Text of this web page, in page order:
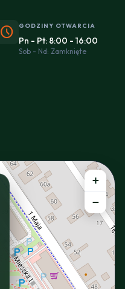
schedule GODZINY OTWARCIA
Pn - Pt: 8:00 - 16:00
Sob - Nd: Zamknięte
+
−